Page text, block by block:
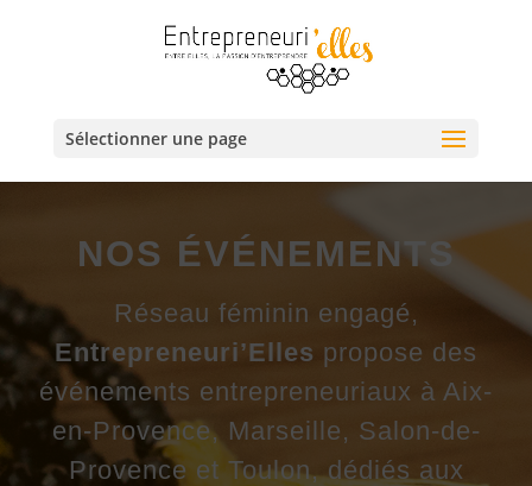
Sélectionner une page
NOS ÉVÉNEMENTS
Réseau féminin engagé,
Entrepreneuri’Elles propose des
événements entrepreneuriaux à Aix-
en-Provence, Marseille, Salon-de-
Provence et Toulon, dédiés aux